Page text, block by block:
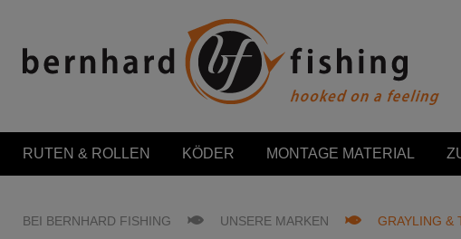
RUTEN & ROLLEN KÖDER MONTAGE MATERIAL
BEI BERNHARD FISHING UNSERE MARKEN GRAYLING &